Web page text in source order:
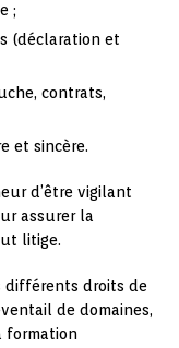
;
(déclaration et
contrats,
et sincère.
d’être vigilant
assurer la
litige.
différents droits de
de domaines,
formation